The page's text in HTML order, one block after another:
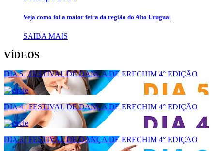
Veja como foi a maior feira da região do Alto Uruguai
SAIBA MAIS
VÍDEOS
DIA 5 | FESTIVAL DE DANÇA DE ERECHIM 4° EDIÇÃO
DIA 4 | FESTIVAL DE DANÇA DE ERECHIM 4° EDIÇÃO
DIA 3 | FESTIVAL DE DANÇA DE ERECHIM 4° EDIÇÃO